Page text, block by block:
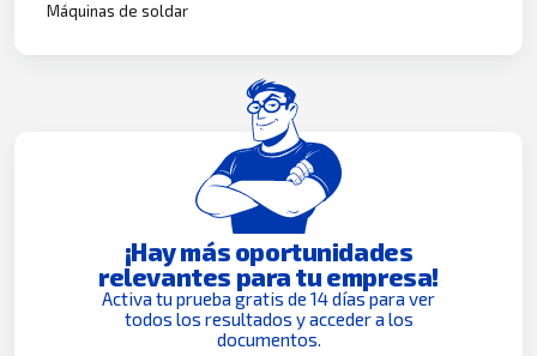
Máquinas de soldar
¡Hay más oportunidades
relevantes para tu empresa!
Activa tu prueba gratis de 14 días para ver
todos los resultados y acceder a los
documentos.